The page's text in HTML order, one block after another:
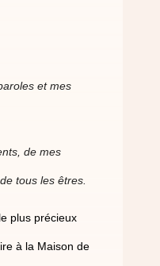
et mes
de mes
tous les êtres.
plus précieux
à la Maison de